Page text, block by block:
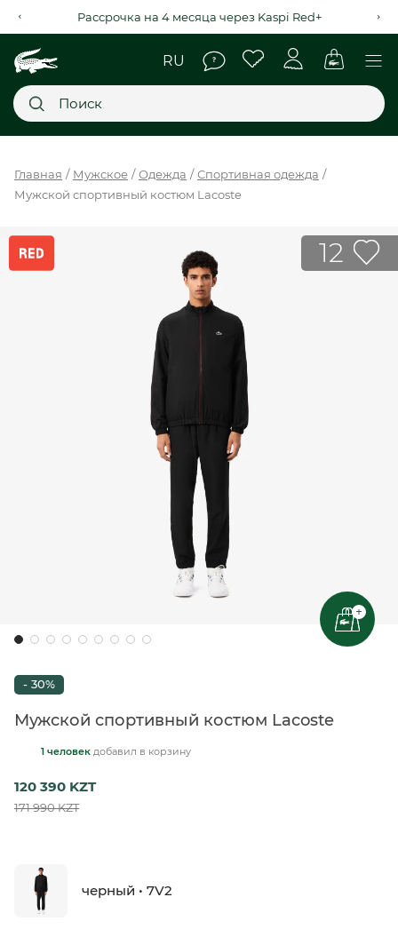
Рассрочка на 4 месяца через Kaspi Red+
НОВИНКИ
SALE
МЫ LACOSTE
Главная Мужское Одежда
Спортивная одежда
Мужской спортивный костюм Lacoste
12
+
- 30%
Мужской спортивный костюм Lacoste
1 человек добавил в корзину
120 390 KZT
171 990 KZT
черный • 7V2